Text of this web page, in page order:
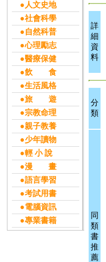
●人文史地
●社會科學
●自然科普
●心理勵志
●醫療保健
●飲 食
●生活風格
●旅 遊
●宗教命理
●親子教養
●少年讀物
●輕 小 說
●漫 畫
●語言學習
●考試用書
●電腦資訊
●專業書籍
詳
細
資
料
分
類
同
類
書
推
薦